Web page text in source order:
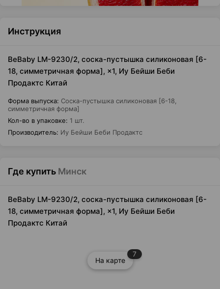
Инструкция
BeBaby LM-9230/2, соска-пустышка силиконовая [6-
18, симметричная форма], ×1, Иу Бейши Беби
Продактс Китай
Форма выпуска: Соска-пустышка силиконовая [6-18,
симметричная форма]
Кол-во в упаковке: 1 шт.
Производитель: Иу Бейши Беби Продактс
Где купить Минск
BeBaby LM-9230/2, соска-пустышка силиконовая [6-
18, симметричная форма], ×1, Иу Бейши Беби
Продактс Китай
На карте
7